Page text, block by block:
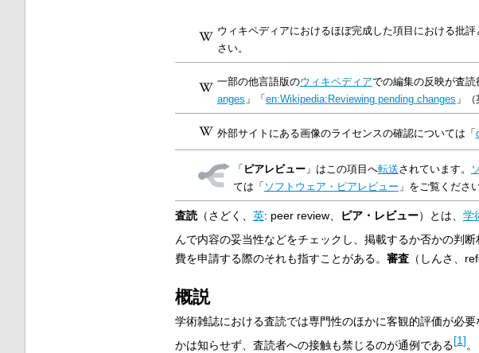
ウィキペディアにおけるほぼ完成した項目における批評
さい。
一部の他言語版のウィキペディアでの編集の反映が査読
anges 」「 en:Wikipedia:Reviewing pending changes 」
外部サイトにある画像のライセンスの確認については「
「 ピアレビュー」はこの項目へ転送されています。
ては「 ソフトウェア・ピアレビュー 」をご覧ください
査読（さどく、 英: peer review、 ピア・レビュー）とは、 学
んで内容の妥当性などをチェックし、掲載するか否かの判
費を申請する際のそれも指すことがある。 審査（しんさ、
概説
学術雑誌における査読では専門性のほかに客観的評価が必
かは知らせず、査読者への接触も禁じるのが通例である[1]。